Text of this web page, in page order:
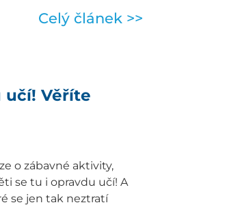
Celý článek >>
učí! Věříte
o zábavné aktivity,
se tu i opravdu učí! A
se jen tak neztratí